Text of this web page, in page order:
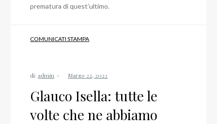
prematura di quest’ultimo.
COMUNICATI STAMPA
di: admin
Glauco Isella: tutte le
volte che ne abbiamo